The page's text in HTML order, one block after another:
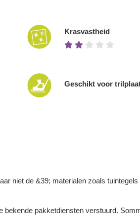
Krasvastheid
Geschikt voor
niet de &39; materialen zoals
pakketdiensten verstuurd.